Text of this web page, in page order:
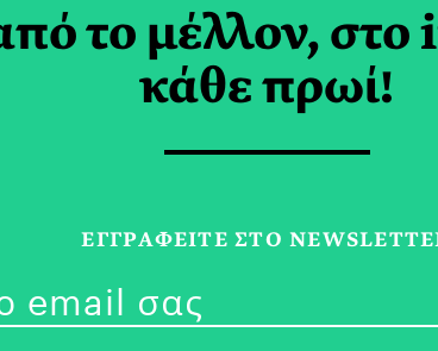
Mandela
το μέλλον,
κάθε πρωί!
ΕΓΓPΑΦΕΙΤΕ ΣΤΟ